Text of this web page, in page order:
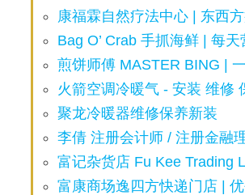
康福霖自然疗法中心 | 东西
Bag O’ Crab 手抓海鲜 | 每
煎饼师傅 MASTER BING |
火箭空调冷暖气 - 安装 维修
聚龙冷暖器维修保养新装
李倩 注册会计师 / 注册金融
富记杂货店 Fu Kee Trading
富康商场逸四方快递门店 | 优